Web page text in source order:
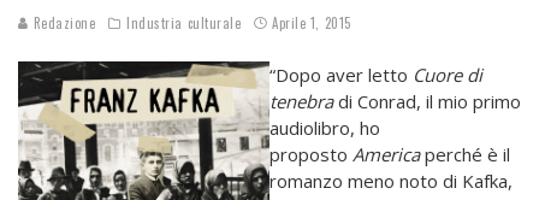
Redazione Industria culturale Aprile 1, 2015
“Dopo aver letto Cuore di
tenebradi Conrad, il mio primo
audiolibro, ho
proposto Americaperché è il
romanzo meno noto di Kafka,